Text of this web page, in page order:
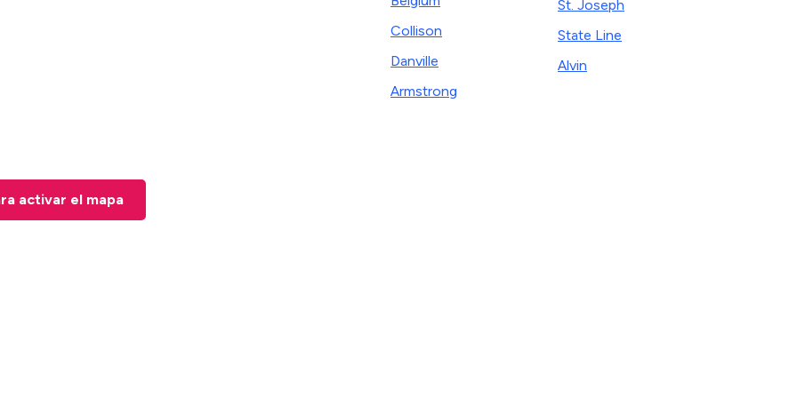
activar el mapa
Collison
Danville
Armstrong
St. Joseph
State Line
Alvin